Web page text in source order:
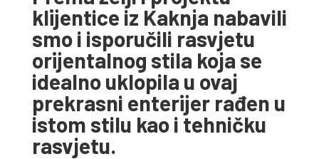
klijentice iz Kaknja nabavili
smo i isporučili rasvjetu
orijentalnog stila koja se
idealno uklopila u ovaj
prekrasni enterijer rađen u
istom stilu kao i tehničku
rasvjetu.